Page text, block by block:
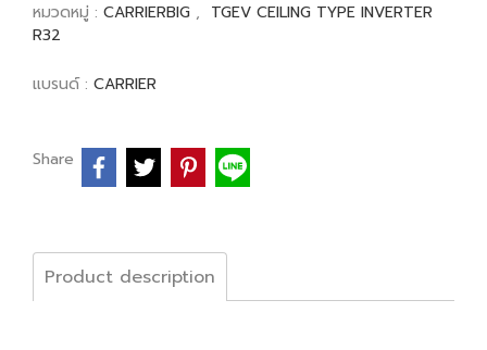
หมวดหมู่ : CARRIERBIG , TGEV CEILING TYPE INVERTER
R32
แบรนด์ : CARRIER
Share
Product description